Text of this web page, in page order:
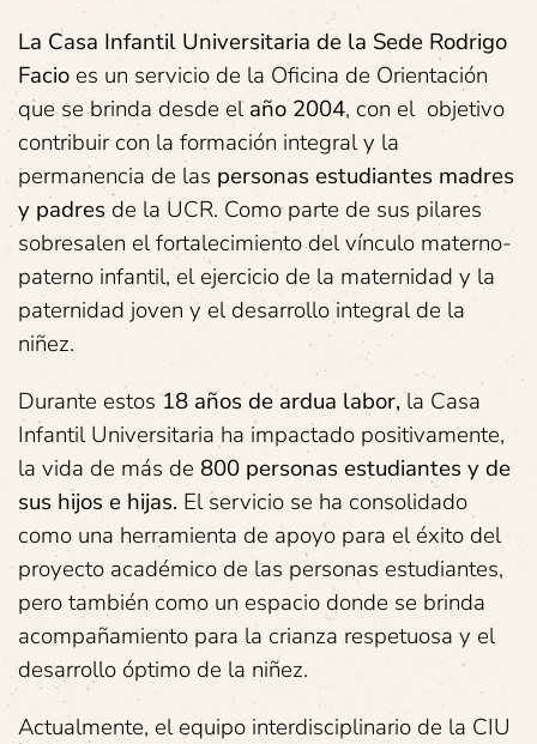
La Casa Infantil Universitaria de la Sede Rodrigo
Facio es un servicio de la Oficina de Orientación
que se brinda desde elaño 2004, con el objetivo
contribuir con la formación integral y la
permanencia de las personas estudiantes madres
y padres de la UCR. Como parte de sus pilares
sobresalen el fortalecimiento del vínculo materno-
paterno infantil, el ejercicio de la maternidad y la
paternidad joven y el desarrollo integral de la
niñez.
Durante estos18 años de ardua labor,la Casa
Infantil Universitaria ha impactado positivamente,
la vida de más de 800 personas estudiantes y de
sus hijos e hijas. El servicio se ha consolidado
como una herramienta de apoyo para el éxito del
proyecto académico de las personas estudiantes,
pero también como un espacio donde se brinda
acompañamiento para la crianza respetuosa y el
desarrollo óptimo de la niñez.
Actualmente, el equipo interdisciplinario de la CIU